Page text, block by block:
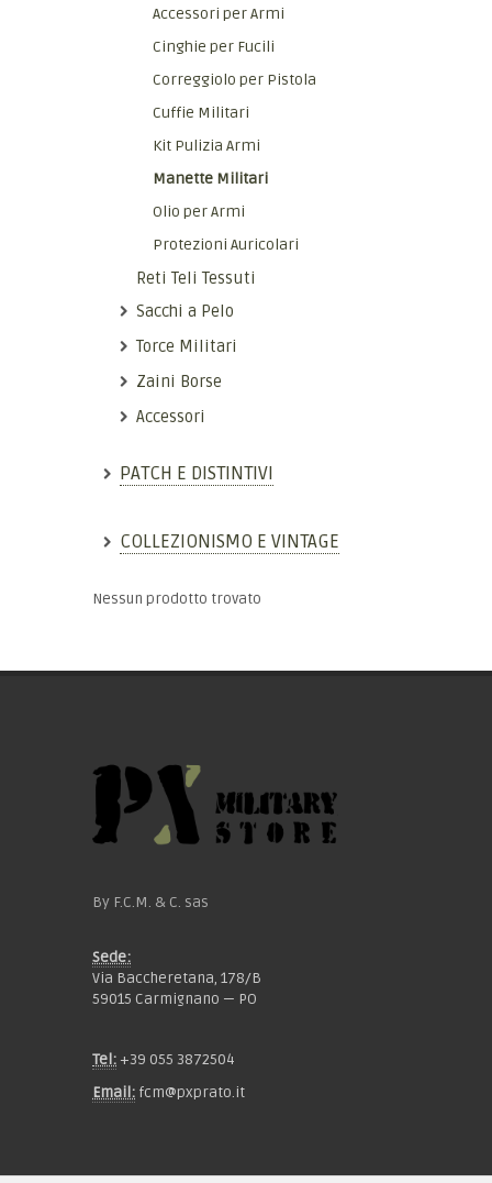
Accessori per Armi
Cinghie per Fucili
Correggiolo per Pistola
Cuffie Militari
Kit Pulizia Armi
Manette Militari
Olio per Armi
Protezioni Auricolari
Reti Teli Tessuti
Sacchi a Pelo
Torce Militari
Zaini Borse
Accessori
PATCH E DISTINTIVI
COLLEZIONISMO E VINTAGE
Nessun prodotto trovato
By F.C.M. & C. sas
Sede:
Via Baccheretana, 178/B
59015 Carmignano — PO
Tel: +39 055 3872504
Email: fcm@pxprato.it